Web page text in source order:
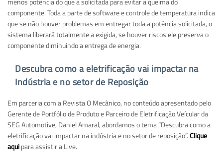
componente. Toda a parte de software e controle de temperatura indica
que se não houver problemas em entregar toda a potência solicitada, o
sistema liberará totalmente a exigida, se houver riscos ele preserva o
componente diminuindo a entrega de energia.
Descubra como a eletrificação vai impactar na
Indústria e no setor de Reposição
Em parceria com a Revista O Mecânico, no conteúdo apresentado pelo
Gerente de Portfólio de Produto e Parceiro de Eletrificação Veícular da
SEG Automotive, Daniel Amaral, abordamos o tema “Descubra como a
eletrificação vai impactar na indústria e no setor de reposição”.Clique
aquipara assistir a Live.